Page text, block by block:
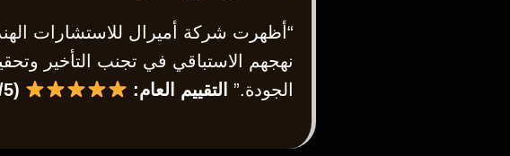
“أظهرت شركة أميرال للاستشارات
نهجهم الاستباقي في تجنب التأخير
الجودة.” التقييم العام: (5/5)